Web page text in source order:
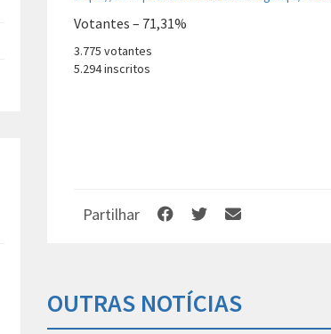
Votantes – 71,31%
3.775 votantes
5.294 inscritos
Partilhar
OUTRAS NOTÍCIAS